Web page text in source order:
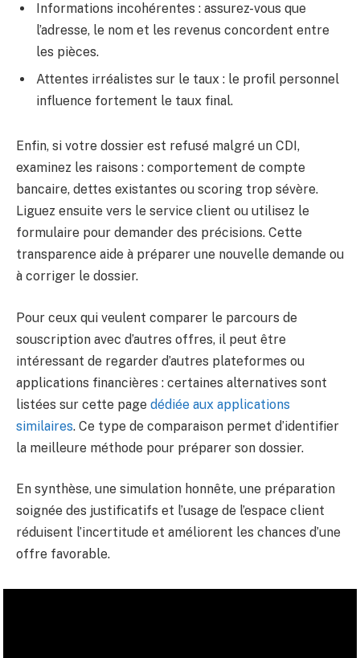
Informations incohérentes : assurez-vous que
l’adresse, le nom et les revenus concordent entre
les pièces.
Attentes irréalistes sur le taux : le profil personnel
influence fortement le taux final.
Enfin, si votre dossier est refusé malgré un CDI,
examinez les raisons : comportement de compte
bancaire, dettes existantes ou scoring trop sévère.
Liguez ensuite vers le service client ou utilisez le
formulaire pour demander des précisions. Cette
transparence aide à préparer une nouvelle demande ou
à corriger le dossier.
Pour ceux qui veulent comparer le parcours de
souscription avec d’autres offres, il peut être
intéressant de regarder d’autres plateformes ou
applications financières : certaines alternatives sont
listées sur cette page dédiée aux applications
similaires. Ce type de comparaison permet d’identifier
la meilleure méthode pour préparer son dossier.
En synthèse, une simulation honnête, une préparation
soignée des justificatifs et l’usage de l’espace client
réduisent l’incertitude et améliorent les chances d’une
offre favorable.